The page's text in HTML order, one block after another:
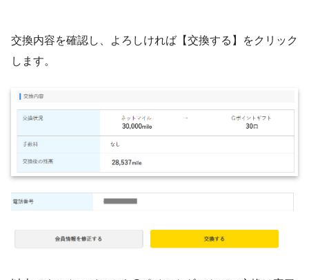
交換内容を確認し、よろしければ【交換する】をクリック
します。